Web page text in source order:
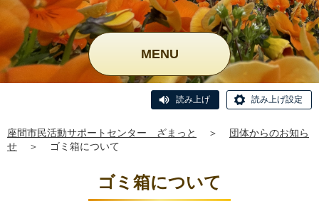
MENU
読み上げ 読み上げ設定
座間市民活動サポートセンター ざまっと ＞
団体からのお知ら
せ
＞ ゴミ箱について
ゴミ箱について